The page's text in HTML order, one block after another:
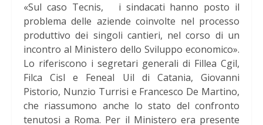
«Sul caso Tecnis, i sindacati hanno posto il
problema delle aziende coinvolte nel processo
produttivo dei singoli cantieri, nel corso di un
incontro al Ministero dello Sviluppo economico».
Lo riferiscono i segretari generali di Fillea Cgil,
Filca Cisl e Feneal Uil di Catania, Giovanni
Pistorio, Nunzio Turrisi e Francesco De Martino,
che riassumono anche lo stato del confronto
tenutosi a Roma. Per il Ministero era presente